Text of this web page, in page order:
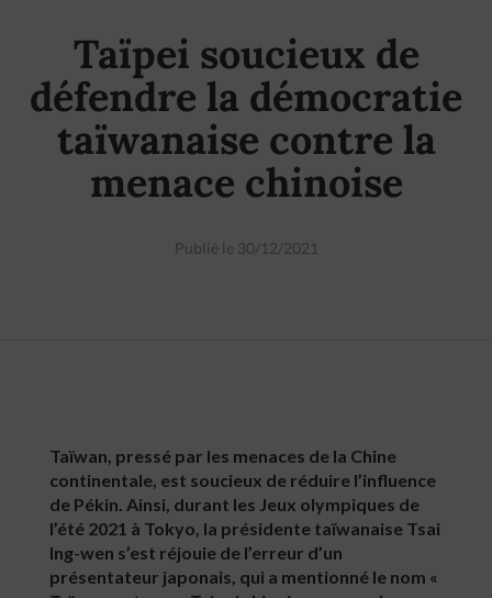
Taïpei soucieux de
défendre la démocratie
taïwanaise contre la
menace chinoise
Publié le 30/12/2021
Taïwan, pressé par les menaces de la Chine
continentale, est soucieux de réduire l’influence
de Pékin. Ainsi, durant les Jeux olympiques de
l’été 2021 à Tokyo, la présidente taïwanaise Tsai
Ing-wen s’est réjouie de l’erreur d’un
présentateur japonais, qui a mentionné le nom «